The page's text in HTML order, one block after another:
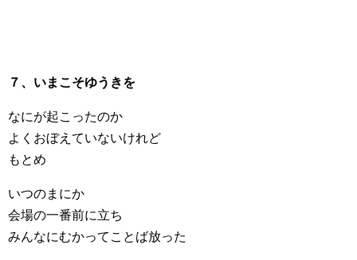
７、いまこそゆうきを
なにが起こったのか
よくおぼえていないけれど
もとめ
いつのまにか
会場の一番前に立ち
みんなにむかってことば放った